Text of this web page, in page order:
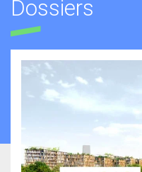
Dossiers